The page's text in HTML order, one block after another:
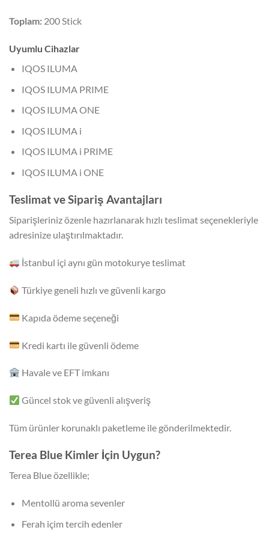
Toplam: 200 Stick
Uyumlu Cihazlar
IQOS ILUMA
IQOS ILUMA PRIME
IQOS ILUMA ONE
IQOS ILUMA i
IQOS ILUMA i PRIME
IQOS ILUMA i ONE
Teslimat ve Sipariş Avantajları
Siparişleriniz özenle hazırlanarak hızlı teslimat seçenekleriyle
adresinize ulaştırılmaktadır.
İstanbul içi aynı gün motokurye teslimat
Türkiye geneli hızlı ve güvenli kargo
Kapıda ödeme seçeneği
Kredi kartı ile güvenli ödeme
Havale ve EFT imkanı
Güncel stok ve güvenli alışveriş
Tüm ürünler korunaklı paketleme ile gönderilmektedir.
Terea Blue Kimler İçin Uygun?
Terea Blue özellikle;
Mentollü aroma sevenler
Ferah içim tercih edenler